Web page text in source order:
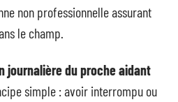
non professionnelle assurant
le champ.
journalière du proche aidant
simple : avoir interrompu ou